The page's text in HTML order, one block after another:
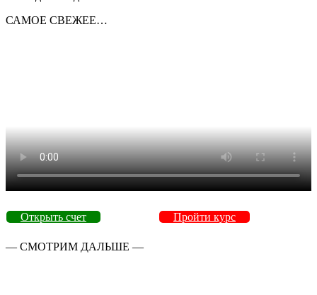
САМОЕ СВЕЖЕЕ…
Открыть счет Пройти курс
— СМОТРИМ ДАЛЬШЕ —